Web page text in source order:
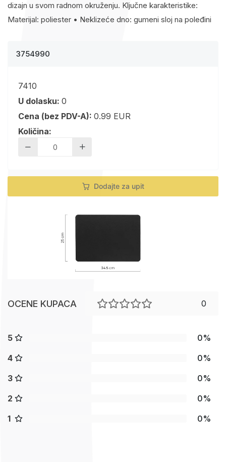
dizajn u svom radnom okruženju. Ključne karakteristike:
Materijal: poliester • Neklizeće dno: gumeni sloj na poleđini
3754990
7410
U dolasku: 0
Cena (bez PDV-A): 0.99 EUR
Količina:
Dodajte za upit
OCENE KUPACA 0
5
0%
4
0%
3
0%
2
0%
1
0%